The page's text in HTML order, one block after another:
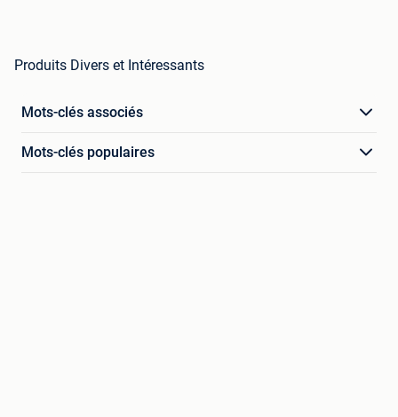
Produits Divers et Intéressants
Mots-clés associés
Mots-clés populaires